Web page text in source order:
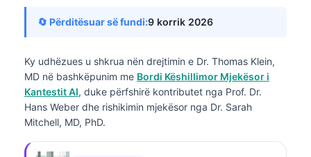
🔄 Përditësuar së fundi:9 korrik 2026
Ky udhëzues u shkrua nën drejtimin e Dr. Thomas Klein,
MD në bashkëpunim me Bordi Këshillimor Mjekësor i
Kantestit AI, duke përfshirë kontributet nga Prof. Dr.
Hans Weber dhe rishikimin mjekësor nga Dr. Sarah
Mitchell, MD, PhD.